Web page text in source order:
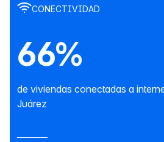
CONECTIVIDAD
66%
de viviendas conectadas a
Juárez